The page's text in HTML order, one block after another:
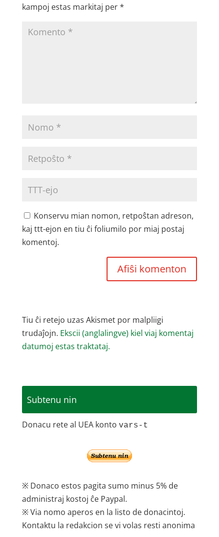
kampoj estas markitaj per*
Konservu mian nomon, retpoŝtan adreson,
kaj ttt-ejon en tiu ĉi foliumilo por miaj postaj
komentoj.
Tiu ĉi retejo uzas Akismet por malpliigi
trudaĵojn. Ekscii (anglalingve) kiel viaj komentaj
datumoj estas traktataj.
Subtenu nin
Donacu rete al UEA konto vars-t
※ Donaco estos pagita sumo minus 5% de
administraj kostoj ĉe Paypal.
※ Via nomo aperos en la listo de donacintoj.
Kontaktu la redakcion se vi volas resti anonima